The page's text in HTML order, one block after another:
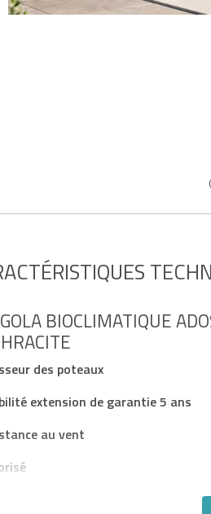
BIOCLIMATIQUE
des poteaux
extension de garantie 5 ans
au vent